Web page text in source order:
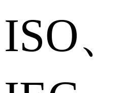
ISO、